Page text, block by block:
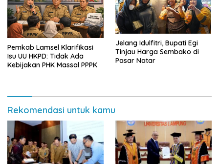
Pemkab Lamsel Klarifikasi
Isu UU HKPD: Tidak Ada
Kebijakan PHK Massal PPPK
Jelang Idulfitri, Bupati Egi
Tinjau Harga Sembako di
Pasar Natar
Rekomendasi untuk kamu